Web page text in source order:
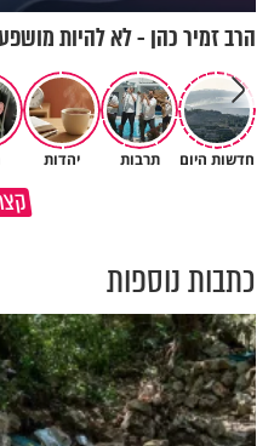
הרב זמיר כהן - לא להיות
חדשות היום תרבות יהדות
כתבות נוספות